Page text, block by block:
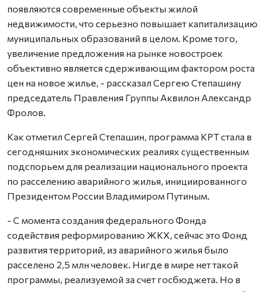
появляются современные объекты жилой
недвижимости, что серьезно повышает капитализацию
муниципальных образований в целом. Кроме того,
увеличение предложения на рынке новостроек
объективно является сдерживающим фактором роста
цен на новое жилье, - рассказал Сергею Степашину
председатель Правления Группы Аквилон Александр
Фролов.
Как отметил Сергей Степашин, программа КРТ стала в
сегодняшних экономических реалиях существенным
подспорьем для реализации национального проекта
по расселению аварийного жилья, инициированного
Президентом России Владимиром Путиным.
- С момента создания федерального Фонда
содействия реформированию ЖКХ, сейчас это Фонд
развития территорий, из аварийного жилья было
расселено 2,5 млн человек. Нигде в мире нет такой
программы, реализуемой за счет госбюджета. Но в